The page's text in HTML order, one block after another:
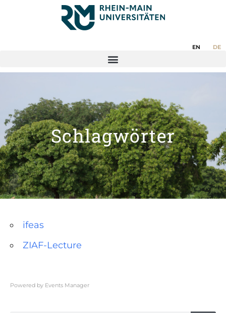
EN DE
Schlagwörter
ifeas
ZIAF-Lecture
Powered by Events Manager